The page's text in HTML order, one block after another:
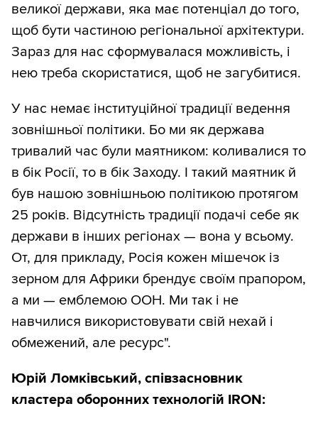
великої держави, яка має потенціал до того,
щоб бути частиною регіональної архітектури.
Зараз для нас сформувалася можливість, і
нею треба скористатися, щоб не загубитися.
У нас немає інституційної традиції ведення
зовнішньої політики. Бо ми як держава
тривалий час були маятником: коливалися то
в бік Росії, то в бік Заходу. І такий маятник й
був нашою зовнішньою політикою протягом
25 років. Відсутність традиції подачі себе як
держави в інших регіонах — вона у всьому.
От, для прикладу, Росія кожен мішечок із
зерном для Африки брендує своїм прапором,
а ми — емблемою ООН. Ми так і не
навчилися використовувати свій нехай і
обмежений, але ресурс".
Юрій Ломківський, співзасновник
кластера оборонних технологій IRON: